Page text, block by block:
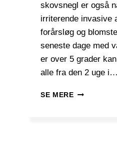
skovsnegl er også
irriterende invasive
forårsløg og
seneste dage med
er over 5 grader
alle fra den 2 uge i…
SE MERE